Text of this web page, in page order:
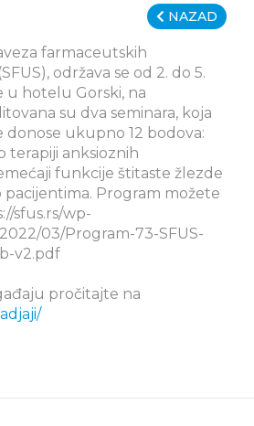
NAZAD
farmaceutskih
održava se od 2. do 5.
u hotelu Gorski, na
su dva seminara, koja
donose ukupno 12 bodova:
terapiji anksioznih
funkcije štitaste žlezde
Program možete
sfus.rs/wp-
03/Program-73-SFUS-
v2.pdf
pročitajte na